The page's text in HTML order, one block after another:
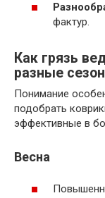
фактур.
Как грязь
разные
Понимание
подобрать
эффективные в
Весна